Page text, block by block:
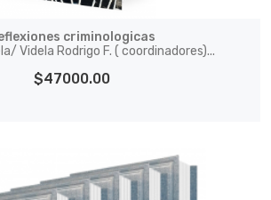
criminologicas
Videla Rodrigo F. ( coordinadores)...
$47000.00